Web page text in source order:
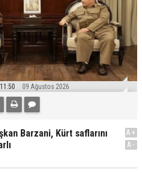
11:50 09 Ağustos 2026
Barzani, Kürt saflarını
A+
A-